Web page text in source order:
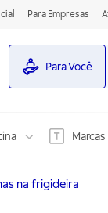
Para Empresas
Para Você
Marcas
na frigideira